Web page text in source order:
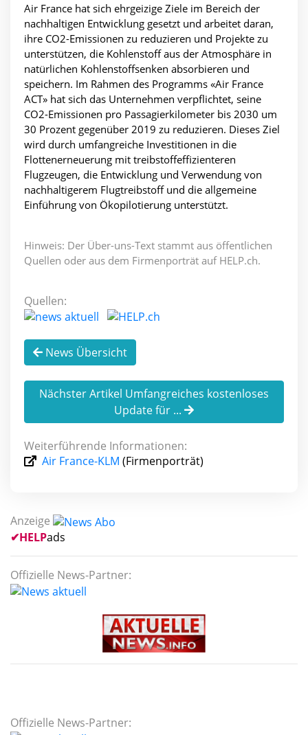
Air France hat sich ehrgeizige Ziele im Bereich der
nachhaltigen Entwicklung gesetzt und arbeitet daran,
ihre CO2-Emissionen zu reduzieren und Projekte zu
unterstützen, die Kohlenstoff aus der Atmosphäre in
natürlichen Kohlenstoffsenken absorbieren und
speichern. Im Rahmen des Programms «Air France
ACT» hat sich das Unternehmen verpflichtet, seine
CO2-Emissionen pro Passagierkilometer bis 2030 um
30 Prozent gegenüber 2019 zu reduzieren. Dieses Ziel
wird durch umfangreiche Investitionen in die
Flottenerneuerung mit treibstoffeffizienteren
Flugzeugen, die Entwicklung und Verwendung von
nachhaltigerem Flugtreibstoff und die allgemeine
Einführung von Ökopilotierung unterstützt.
Hinweis: Der Über-uns-Text stammt aus öffentlichen
Quellen oder aus dem Firmenporträt auf HELP.ch.
Quellen:
News Übersicht
Nächster Artikel Umfangreiches kostenloses
Update für ...
Weiterführende Informationen:
Air France-KLM (Firmenporträt)
Anzeige
✔HELPads
Offizielle News-Partner:
Offizielle News-Partner: